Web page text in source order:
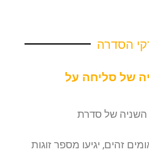
הסדרה
של סליחה על
של סדרת
זהים, יגיעו מספר זוגות